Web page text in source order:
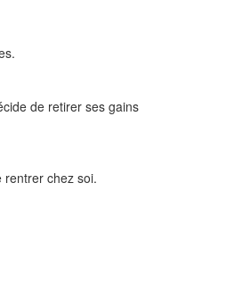
de retirer ses gains
chez soi.